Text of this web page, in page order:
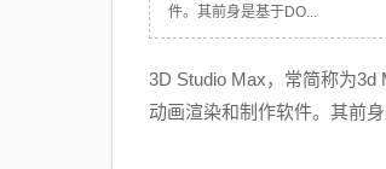
件。其前身是基于DO...
3D Studio Max，常简称为
动画渲染和制作软件。其前